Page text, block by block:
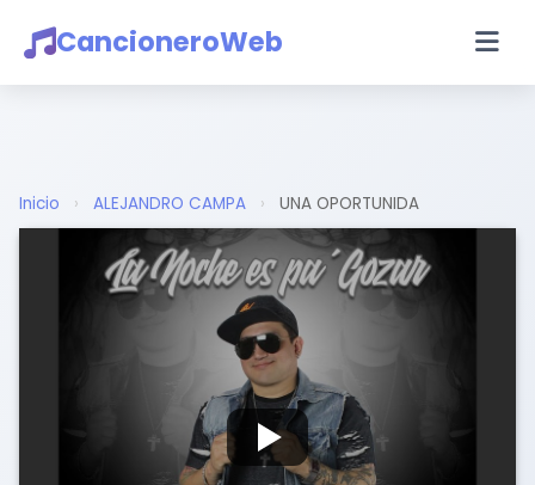
CancioneroWeb
Inicio › ALEJANDRO CAMPA › UNA OPORTUNIDA